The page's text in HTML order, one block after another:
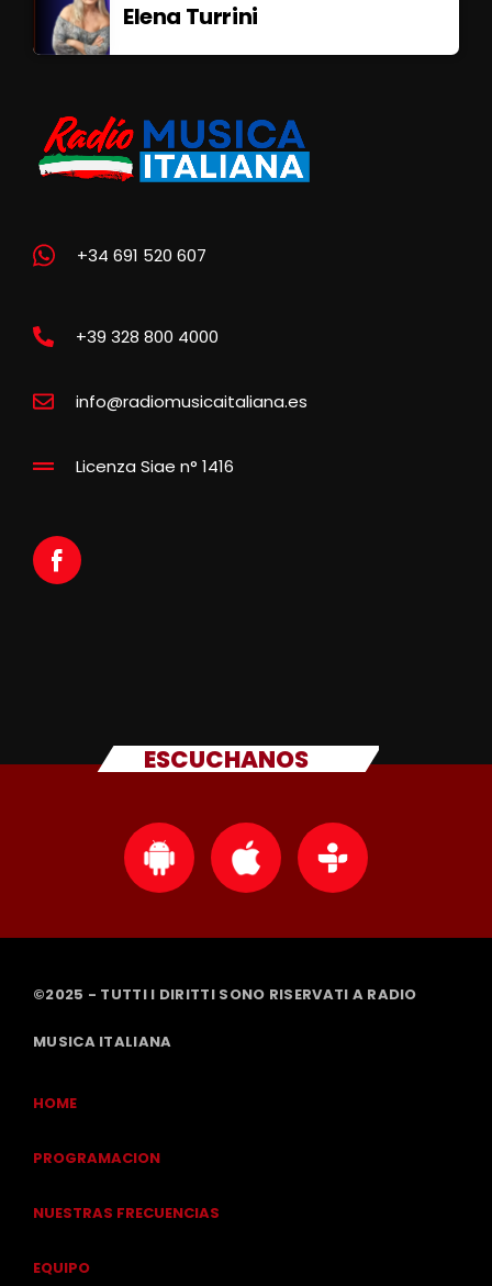
Elena Turrini
+34 691 520 607
+39 328 800 4000
info@radiomusicaitaliana.es
Licenza Siae n° 1416
ESCUCHANOS
©2025 - TUTTI I DIRITTI SONO RISERVATI A RADIO
MUSICA ITALIANA
HOME
PROGRAMACION
NUESTRAS FRECUENCIAS
EQUIPO